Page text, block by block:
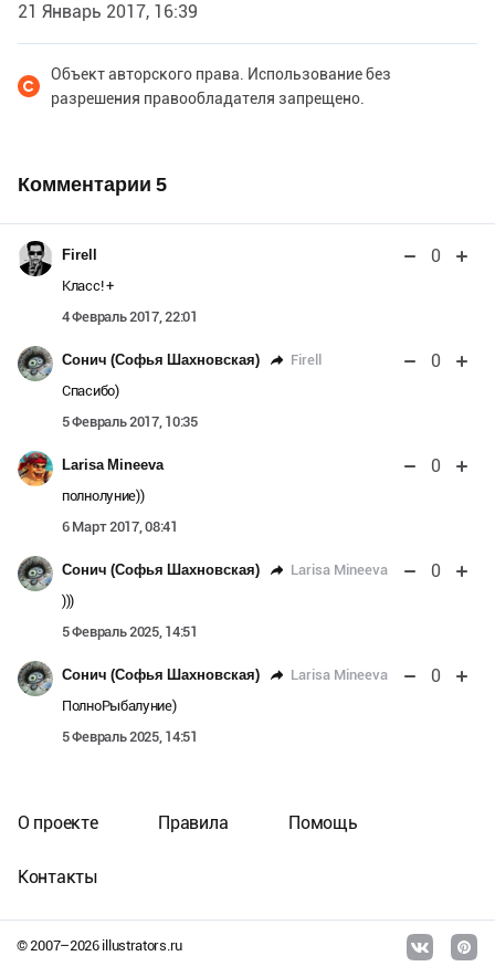
21 Январь 2017, 16:39
Объект авторского права. Использование без
разрешения правообладателя запрещено.
Комментарии 5
Firell 0
Класс! +
4 Февраль 2017, 22:01
Сонич (Софья Шахновская) Firell 0
Спасибо)
5 Февраль 2017, 10:35
Larisa Mineeva 0
полнолуние))
6 Март 2017, 08:41
Сонич (Софья Шахновская) Larisa Mineeva 0
)))
5 Февраль 2025, 14:51
Сонич (Софья Шахновская) Larisa Mineeva 0
ПолноРыбалуние)
5 Февраль 2025, 14:51
© 2007–2026illustrators.ru
О проекте Правила Помощь
Контакты